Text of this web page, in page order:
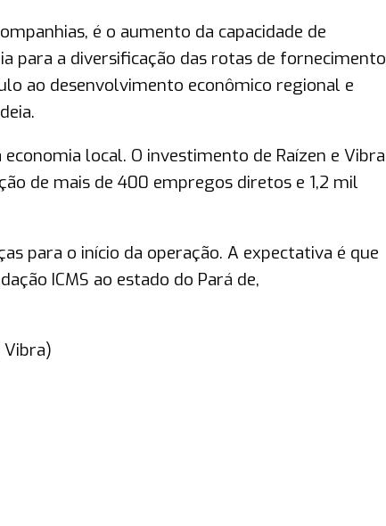
é o aumento da capacidade de
para a diversificação das rotas de fornecimento
ao desenvolvimento econômico regional e
local. O investimento de Raízen e Vibra
de mais de 400 empregos diretos e 1,2 mil
para o início da operação. A expectativa é que
ICMS ao estado do Pará de,